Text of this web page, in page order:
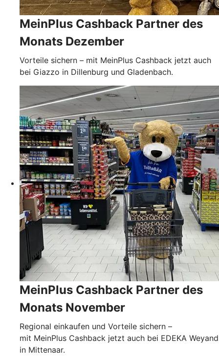
MeinPlus Cashback Partner des
Monats Dezember
Vorteile sichern – mit MeinPlus Cashback jetzt auch
bei Giazzo in Dillenburg und Gladenbach.
MeinPlus Cashback Partner des
Monats November
Regional einkaufen und Vorteile sichern –
mit MeinPlus Cashback jetzt auch bei EDEKA Weyand
in Mittenaar.